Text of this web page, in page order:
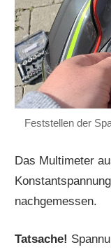
Feststellen der
Das Multimeter
nachgemessen.
Tatsache!